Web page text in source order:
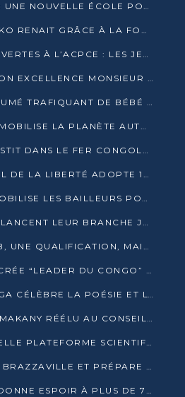
BE GREEN ACADEMY : UNE NOUVELLE ÉCOLE POUR LES MÉTIERS DE L’ÉCOLOGIE À POINTE-NOIRE
L’ÉCOLE PIERRE NZOKO RENAIT GRÂCE À LA FONDATION MUCODEC
JOURNÉE PORTES OUVERTES À L’ACPCE : LES JEUNES EN IMMERSION DANS L’ENTREPRISE
LETTRE OUVERTE A SON EXCELLENCE MONSIEUR DENIS SASSOU NGUESSO, PRESIDENT DE LAREPUBLIQUE DU CONGO
MADINGOU : UN PRÉSUMÉ TRAFIQUANT DE BÉBÉ CHIMPANZÉ FIXÉ SUR SON SORT LE 20 NOVEMBRE
À BELÉM, LE CONGO MOBILISE LA PLANÈTE AUTOUR DU FONDS BLEU POUR LE BASSIN DU CONGO
ULSAN HOLDING INVESTIT DANS LE FER CONGOLAIS
LE CONGRÈS MONDIAL DE LA LIBERTÉ ADOPTE 14 RÉSOLUTIONS HISTORIQUES
COP30 : LA BDEAC MOBILISE LES BAILLEURS POUR LE FONDS BLEU DU BASSIN DU CONGO
LES SOUVERAINISTES LANCENT LEUR BRANCHE JEUNE À BRAZZAVILLE
L’AS OTOHO, UN CLUB, UNE QUALIFICATION, MAIS ENCORE DES DOUTES
L’ONG BUTTERFLY SACRÉE “LEADER DU CONGO” AU PRIX D’EXCELLENCE 2025
STIVEN MAGE MAKANGA CÉLÈBRE LA POÉSIE ET L’HUMAIN AVEC SON RECUEIL “HECTARE”
PR. ROGER ARMAND MAKANY RÉÉLU AU CONSEIL DE L’AUF
ÉNERGIE : UNE NOUVELLE PLATEFORME SCIENTIFIQUE POUR LA TRANSITION ÉNERGÉTIQUE EN AFRIQUE CENTRALE
GOZEM DÉBARQUE À BRAZZAVILLE ET PRÉPARE SON ARRIVÉE À POINTE-NOIRE
L’ESPACE OPOKO REDONNE ESPOIR À PLUS DE 775 ÉLÈVES AUTOCHTONES DANS LE NORD DU CONGO